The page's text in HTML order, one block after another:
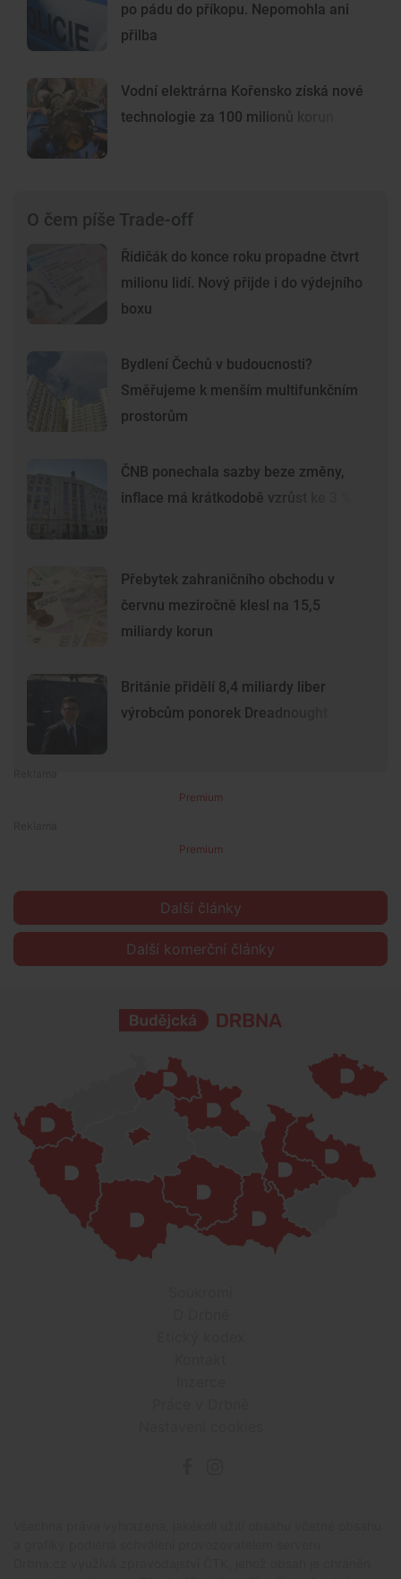
po pádu do příkopu. Nepomohla ani
přilba
Vodní elektrárna Kořensko získá nové
technologie za 100 milionů korun
O čem píše Trade-off
Řidičák do konce roku propadne čtvrt
milionu lidí. Nový přijde i do výdejního
boxu
Bydlení Čechů v budoucnosti?
Směřujeme k menším multifunkčním
prostorům
ČNB ponechala sazby beze změny,
inflace má krátkodobě vzrůst ke 3 %
Přebytek zahraničního obchodu v
červnu meziročně klesl na 15,5
miliardy korun
Británie přidělí 8,4 miliardy liber
výrobcům ponorek Dreadnought
Premium
Premium
Další články
Další komerční články